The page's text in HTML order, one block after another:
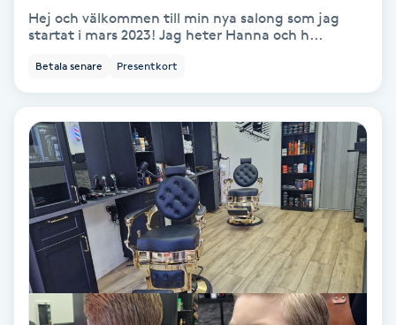
Ny frisyr
Olaplex
Olaplexbehandling
Ombre
Hej och välkommen till min nya salong som jag
startat i mars 2023! Jag heter Hanna och h...
Betala senare Presentkort